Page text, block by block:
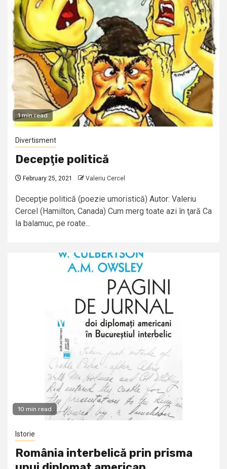
1 min read
Divertisment
Decepţie politică
February 25, 2021 Valeriu Cercel
Decepţie politică (poezie umoristică) Autor: Valeriu
Cercel (Hamilton, Canada) Cum merg toate azi în ţară Ca
la balamuc, pe roate...
10 min read
Istorie
România interbelică prin prisma